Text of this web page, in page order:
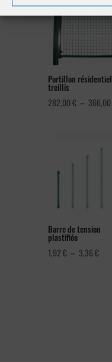
Portillon résidentiel
treillis
282,00€ – 366,00
Barre de tension
plastifiée
1,92€ – 3,36€Plage